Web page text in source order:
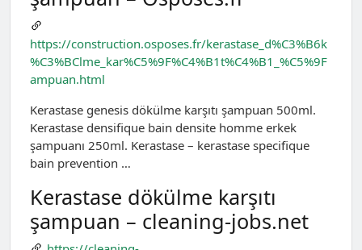
https://construction.osposes.fr/kerastase_d%C3%B6k
%C3%BClme_kar%C5%9F%C4%B1t%C4%B1_%C5%9F
ampuan.html
Kerastase genesis dökülme karşıtı şampuan 500ml.
Kerastase densifique bain densite homme erkek
şampuanı 250ml. Kerastase – kerastase specifique
bain prevention …
Kerastase dökülme karşıtı
şampuan – cleaning-jobs.net